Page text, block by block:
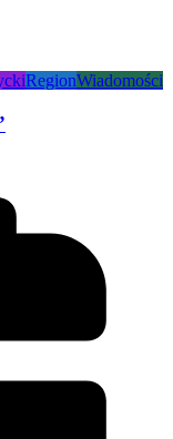
RegionWiadomości